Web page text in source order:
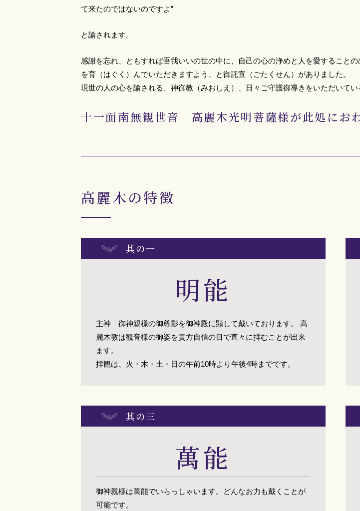
て来たのではないのですよ”
と諭されます。
感謝を忘れ、ともすれば吾我いいの世の中に、自己の心の浄めと人を愛すること
を育（はぐく）んでいただきますよう、と御託宣（ごたくせん）がありました。
現世の人の心を諭される、神御教（みおしえ）、日々ご守護御導きをいただいてい
十一面南無観世音 高麗木光明菩薩様が此処におわ
高麗木の特徴
其の一
明能
主神 御神親様の御尊影を御神殿に顕して戴いております。 高
麗木教は観音様の御姿を貴方自信の目で直々に拝むことが出来
ます。
拝観は、火・木・土・日の午前10時より午後4時までです。
其の三
萬能
御神親様は萬能でいらっしゃいます。どんなお力も戴くことが
可能です。